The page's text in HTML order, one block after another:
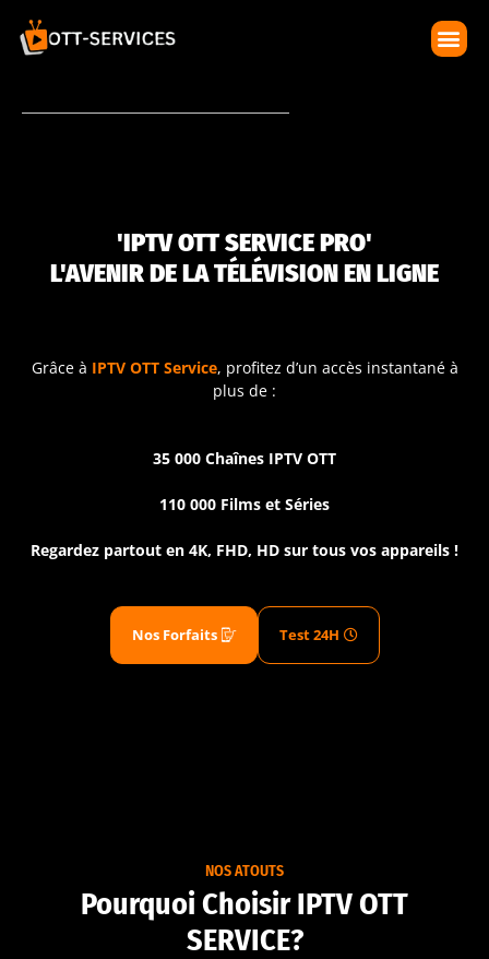
'IPTV OTT SERVICE PRO'
L'AVENIR DE LA TÉLÉVISION EN LIGNE
Grâce à IPTV OTT Service, profitez d’un accès instantané à
plus de :
35 000 Chaînes IPTV OTT
110 000 Films et Séries
Regardez partout en 4K, FHD, HD sur tous vos appareils !
Nos Forfaits Test 24H
NOS ATOUTS
Pourquoi Choisir IPTV OTT
SERVICE?